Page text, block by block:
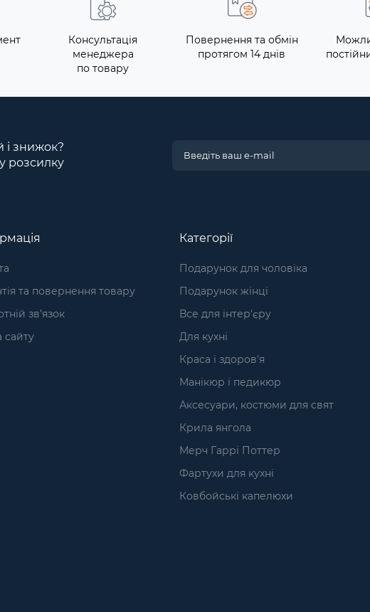
Консультація
менеджера
по товару
Повернення та обмін
протягом 14 днів
і знижок?
розсилку
та повернення товару
зв’язок
сайту
Категорії
Подарунок для чоловіка
Подарунок жінці
Все для інтер'єру
Для кухні
Краса і здоров'я
Манікюр і педикюр
Аксесуари, костюми для свят
Крила янгола
Мерч Гаррі Поттер
Фартухи для кухні
Ковбойські капелюхи